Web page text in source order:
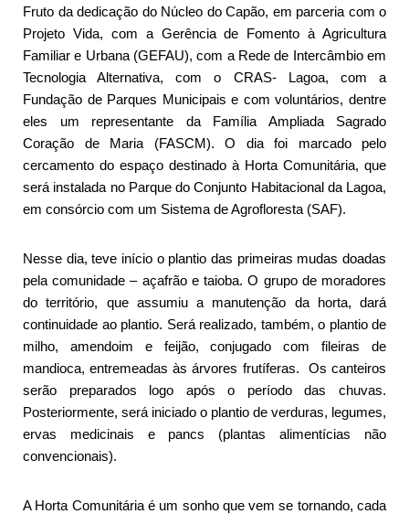
Fruto da dedicação do Núcleo do Capão, em parceria com o
Projeto Vida, com a Gerência de Fomento à Agricultura
Familiar e Urbana (GEFAU), com a Rede de Intercâmbio em
Tecnologia Alternativa, com o CRAS- Lagoa, com a
Fundação de Parques Municipais e com voluntários, dentre
eles um representante da Família Ampliada Sagrado
Coração de Maria (FASCM). O dia foi marcado pelo
cercamento do espaço destinado à Horta Comunitária, que
será instalada no Parque do Conjunto Habitacional da Lagoa,
em consórcio com um Sistema de Agrofloresta (SAF).
Nesse dia, teve início o plantio das primeiras mudas doadas
pela comunidade – açafrão e taioba. O grupo de moradores
do território, que assumiu a manutenção da horta, dará
continuidade ao plantio. Será realizado, também, o plantio de
milho, amendoim e feijão, conjugado com fileiras de
mandioca, entremeadas às árvores frutíferas. Os canteiros
serão preparados logo após o período das chuvas.
Posteriormente, será iniciado o plantio de verduras, legumes,
ervas medicinais e pancs (plantas alimentícias não
convencionais).
A Horta Comunitária é um sonho que vem se tornando, cada